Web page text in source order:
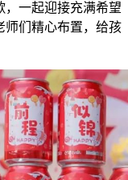
，一起迎接充满希望
师们精心布置，给孩